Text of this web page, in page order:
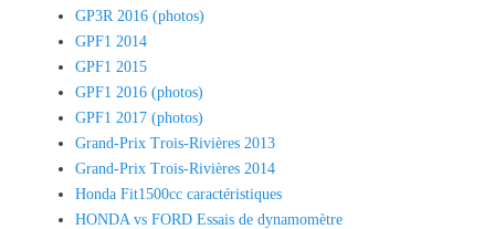
GP3R 2016 (photos)
GPF1 2014
GPF1 2015
GPF1 2016 (photos)
GPF1 2017 (photos)
Grand-Prix Trois-Rivières 2013
Grand-Prix Trois-Rivières 2014
Honda Fit1500cc caractéristiques
HONDA vs FORD Essais de dynamomètre